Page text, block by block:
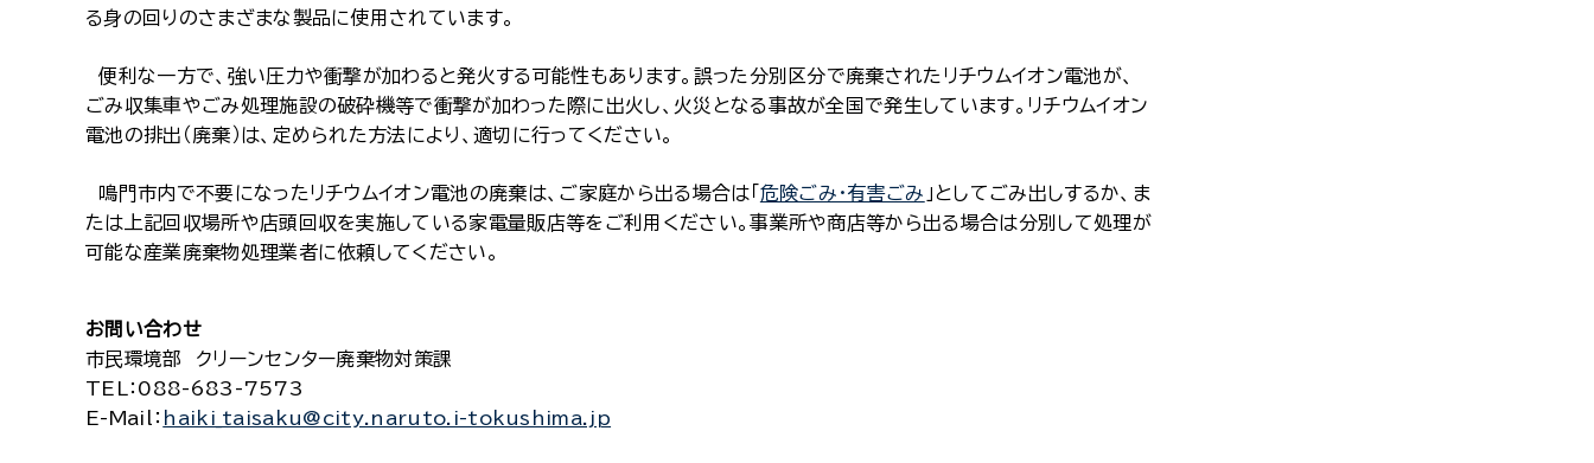
る身の回りのさまざまな製品に使用されています。
便利な一方で、強い圧力や衝撃が加わると発火する可能性もあります。誤った分別区分で廃棄されたリチウムイオン電池が、
ごみ収集車やごみ処理施設の破砕機等で衝撃が加わった際に出火し、火災となる事故が全国で発生しています。リチウムイオン
電池の排出（廃棄）は、定められた方法により、適切に行ってください。
鳴門市内で不要になったリチウムイオン電池の廃棄は、ご家庭から出る場合は「 危険ごみ・有害ごみ 」としてごみ出しするか、ま
たは上記回収場所や店頭回収を実施している家電量販店等をご利用ください。事業所や商店等から出る場合は分別して処理が
可能な産業廃棄物処理業者に依頼してください。
お問い合わせ
市民環境部 クリーンセンター廃棄物対策課
TEL
：088-683-7573
E-Mail
： haiki_taisaku@city.naruto.i-tokushima.jp